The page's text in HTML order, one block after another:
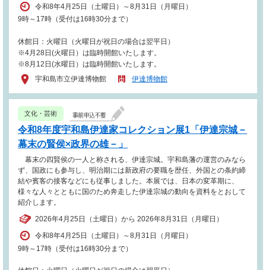
令和8年4月25日（土曜日）～8月31日（月曜日）
9時～17時（受付は16時30分まで）
休館日：火曜日（火曜日が祝日の場合は翌平日）
※4月28日(火曜日）は臨時開館いたします。
※8月12日(水曜日）は臨時開館いたします。
宇和島市立伊達博物館
伊達博物館
文化・芸術
令和8年度宇和島伊達家コレクション展1「伊達宗城－
幕末の賢侯×政界の雄－」
幕末の四賢侯の一人と称される、伊達宗城。宇和島藩の運営のみなら
ず、国政にも参与し、明治期には新政府の要職を歴任、外国との条約締
結や賓客の接客などにも従事しました。本展では、日本の変革期に、
様々な人々とともに国のため奔走した伊達宗城の動向を資料をとおして
紹介します。
2026年4月25日（土曜日）から 2026年8月31日（月曜日）
令和8年4月25日（土曜日）～8月31日（月曜日）
9時～17時（受付は16時30分まで）